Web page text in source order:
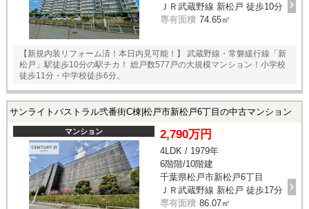
ＪＲ武蔵野線 新松戸 徒歩10分
専有面積 74.65㎡
【新規内装リフォーム済！本日内見可能！】 武蔵野線・常磐緩行線「新
松戸」駅徒歩10分の駅チカ！ 総戸数577戸の大規模マンション！小学校
徒歩11分・中学校徒歩6分。
サンライトパストラル弐番街C棟|松戸市新松戸6丁目の中古マンション
マンション 2,790万円
4LDK / 1979年
6階階/10階建
千葉県松戸市新松戸6丁目
ＪＲ武蔵野線 新松戸 徒歩17分
専有面積 86.07㎡